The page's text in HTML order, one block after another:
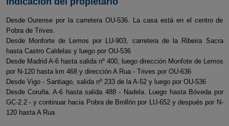
Desde Ourense por la carretera OU-536. La casa está en el centro de
Pobra de Trives.
Desde Monforte de Lemos por LU-903, carretera de la Ribeira Sacra
hasta Castro Caldelas y luego por OU-536
Desde Madrid A-6 hasta salida nº 400, luego dirección Monfote de Lemos
por N-120 hasta km 468 y dirección A Rua - Trives por OU-636
Desde Vigo - Santiago, salida nº 233 de la A-52 y luego por OU-536
Desde Coruña. A-6 hasta salida 488 - Nadela. Luego hasta Bóveda por
GC-2.2 - y continuar hacia Pobra de Brollón por LU-652 y después por N-
120 hasta A Rua